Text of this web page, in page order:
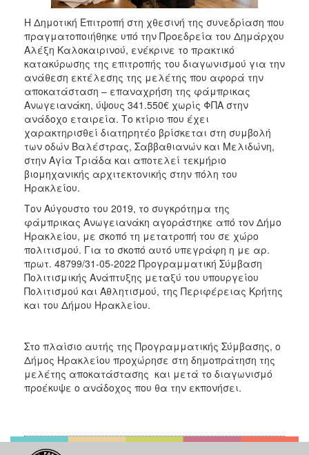
2006
ΤΟΠΟΣ
ΠΟΛΙΤΙΣΜΟΣ
ΑΝΘΕΚΤΙΚΗ
ΠΟΛΗ
Η Δημοτική Επιτροπή στη χθεσινή της συνεδρίαση που
πραγματοποιήθηκε υπό την Προεδρεία του Δημάρχου
Αλέξη Καλοκαιρινού, ενέκρινε το πρακτικό
κατακύρωσης της επιτροπής του διαγωνισμού για την
ανάθεση εκτέλεσης της μελέτης που αφορά την
αποκατάσταση – επαναχρήση της φάμπρικας
Ανωγειανάκη, ύψους 341.550€ χωρίς ΦΠΑ στην
ανάδοχο εταιρεία. Το κτίριο που έχει
χαρακτηρισθεί διατηρητέο βρίσκεται στη συμβολή
των οδών Βαλέστρας, Σαββαθιανών και Μελιδώνη,
στην Αγία Τριάδα και αποτελεί τεκμήριο
βιομηχανικής αρχιτεκτονικής στην πόλη του
Ηρακλείου.
Τον Αύγουστο του 2019, το συγκρότημα της
φάμπρικας Ανωγειανάκη αγοράστηκε από τον Δήμο
Ηρακλείου, με σκοπό τη μετατροπή του σε χώρο
πολιτισμού. Για το σκοπό αυτό υπεγράφη η με αρ.
πρωτ. 48799/31-05-2022 Προγραμματική Σύμβαση
Πολιτισμικής Ανάπτυξης μεταξύ του υπουργείου
Πολιτισμού και Αθλητισμού, της Περιφέρειας Κρήτης
και του Δήμου Ηρακλείου.
Στο πλαίσιο αυτής της Προγραμματικής Σύμβασης, ο
Δήμος Ηρακλείου προχώρησε στη δημοπράτηση της
μελέτης αποκατάστασης και μετά το διαγωνισμό
προέκυψε ο ανάδοχος που θα την εκπονήσει.